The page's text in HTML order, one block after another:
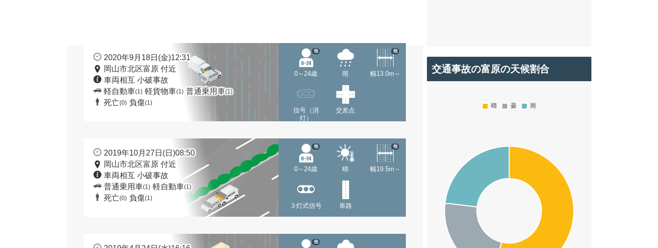
2020年9月18日(金)12:31
岡山市北区富原 付近
車両相互 小破事故
軽自動車(1) 軽貨物車(1) 普通乗用車(1)
死亡(0) 負傷(1)
0～24歳
他
雨 幅13.0m～
他
信号（消
灯）
交差点
2019年10月27日(日)08:50
岡山市北区富原 付近
車両相互 小破事故
普通乗用車(1) 軽自動車(1)
死亡(0) 負傷(1)
0～24歳
他
晴 幅19.5m～
他
３灯式信号 単路
他
交通事故の富原の天候割合